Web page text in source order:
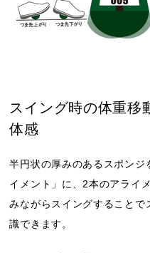
スイング時の体重移
体感
半円状の厚みのあるスポンジ
イメント」に、2本のアライ
みながらスイングすること
識できます。